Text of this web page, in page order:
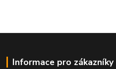
Informace pro zákazníky